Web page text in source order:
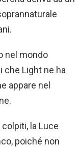
nel mondo
che Light ne ha
appare nel
la Luce
poiché non